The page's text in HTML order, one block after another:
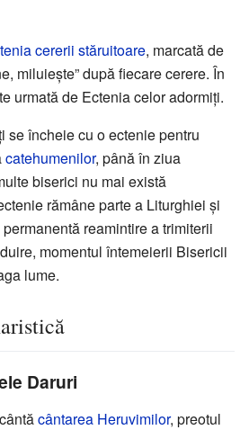
cererii stăruitoare, marcată de
miluiește” după fiecare cerere. În
urmată de Ectenia celor adormiți.
se încheie cu o ectenie pentru
catehumenilor, până în ziua
biserici nu mai există
rămâne parte a Liturghiei și
reamintire a trimiterii
momentul întemeierii Bisericii
lume.
Daruri
cântarea Heruvimilor, preotul